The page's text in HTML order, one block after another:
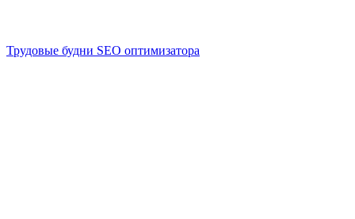
Трудовые будни SEO оптимизатора